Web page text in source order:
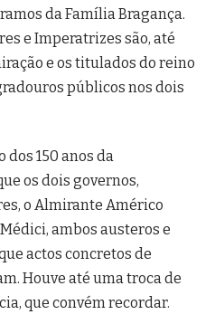
da Família Bragança.
e Imperatrizes são, até
e os titulados do reino
públicos nos dois
dos 150 anos da
os dois governos,
o Almirante Américo
ambos austeros e
actos concretos de
Houve até uma troca de
que convém recordar.